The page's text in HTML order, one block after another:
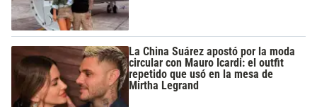
La China Suárez apostó por la moda
circular con Mauro Icardi: el outfit
repetido que usó en la mesa de
Mirtha Legrand